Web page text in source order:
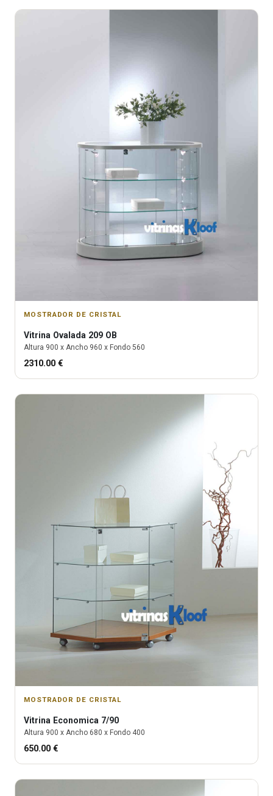
MOSTRADOR DE CRISTAL
Vitrina Ovalada 209 OB
Altura 900 x Ancho 960 x Fondo 560
2310.00 €
MOSTRADOR DE CRISTAL
Vitrina Economica 7/90
Altura 900 x Ancho 680 x Fondo 400
650.00 €